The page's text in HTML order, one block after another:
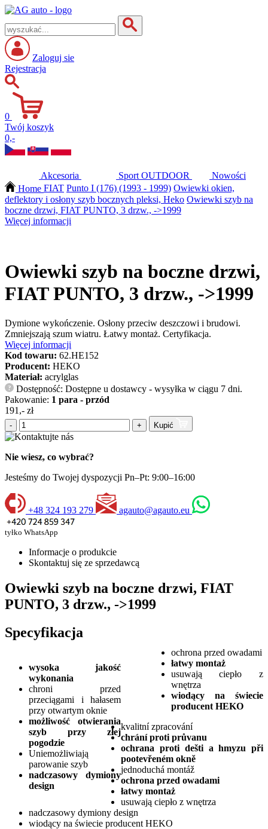
Zaloguj sie
Rejestracja
0
Twój koszyk
0,-
Akcesoria Sport OUTDOOR
Nowości
Home FIAT Punto I (176) (1993 - 1999) Owiewki okien,
deflektory i osłony szyb bocznych pleksi, Heko Owiewki szyb na
boczne drzwi, FIAT PUNTO, 3 drzw., ->1999
Więcej informacji
Owiewki szyb na boczne drzwi,
FIAT PUNTO, 3 drzw., ->1999
Dymione wykończenie. Osłony przeciw deszczowi i brudowi.
Zmniejszają szum wiatru. Łatwy montaż. Certyfikacja.
Więcej informacji
Kod towaru: 62.HE152
Producent: HEKO
Materiał: acrylglas
?
Dostępność: Dostępne u dostawcy - wysyłka w ciągu 7 dni.
Pakowanie: 1 para - przód
191,- zł
- + Kupić
Nie wiesz, co wybrać?
Jesteśmy do Twojej dyspozycji Pn–Pt: 9:00–16:00
+48 324 193 279 agauto@agauto.eu
tyłko WhatsApp
Informacje o produkcie
Skontaktuj się ze sprzedawcą
Owiewki szyb na boczne drzwi, FIAT
PUNTO, 3 drzw., ->1999
Specyfikacja
wysoka jakość
wykonania
chroni przed
przeciągami i hałasem
przy otwartym oknie
możliwość otwierania
szyb przy złej
pogodzie
Uniemożliwiają
parowanie szyb
nadczasowy dymiony
design
ochrona przed owadami
łatwy montaż
usuwają ciepło z
wnętrza
wiodący na świecie
producent HEKO
kvalitní zpracování
chrání proti průvanu
ochrana proti dešti a hmyzu při
pootevřeném okně
jednoduchá montáž
ochrona przed owadami
łatwy montaż
usuwają ciepło z wnętrza
nadczasowy dymiony design
wiodący na świecie producent HEKO